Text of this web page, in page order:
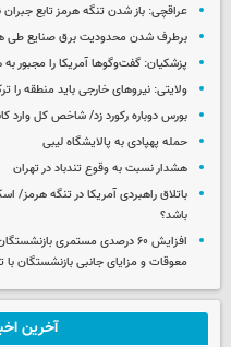
عراقچی: باز شدن تنگه هرمز تابع
برطرف شدن محدودیت‌ برق صنایع طی
پزشکیان: گفت‌وگوها آمریکا را مجبور
ولایتی: نیروهای خارجی باید منطقه را
بورس دوباره رکورد زد/ شاخص کل وارد کانال ۵.۵ میلیون
حمله پهپادی به پالایشگاه لیبی
هشدار نسبت به وقوع تندباد در تهران
باتلاق راهبردی آمریکا در تنگه
باشد؟
معوقات و مزایای جانبی بازنشستگان با
آخرین